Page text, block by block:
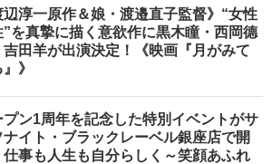
辺淳一原作＆娘・渡邉直子監督》“女性
”を真摯に描く意欲作に黒木瞳・西岡德
吉田羊が出演決定！《映画『月がみて
》
プン1周年を記念した特別イベントがサ
ナイト・ブラックレーベル銀座店で開
事も人生も自分らしく～笑顔あふれ